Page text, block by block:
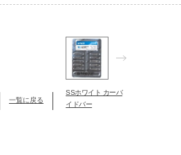
一覧に戻る
SSホワイト カーバ
イドバー